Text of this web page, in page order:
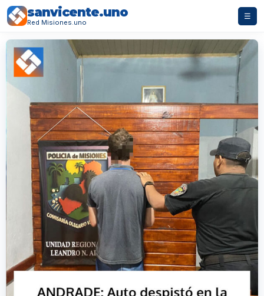
sanvicente.uno
Red Misiones.uno
☰